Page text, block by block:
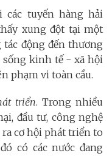
các tuyến hàng hải
xung đột tại một
động đến thương
sống kinh tế - xã hội
phạm vi toàn cầu.
triển. Trong nhiều
đầu tư, công nghệ
cơ hội phát triển to
có các nước đang